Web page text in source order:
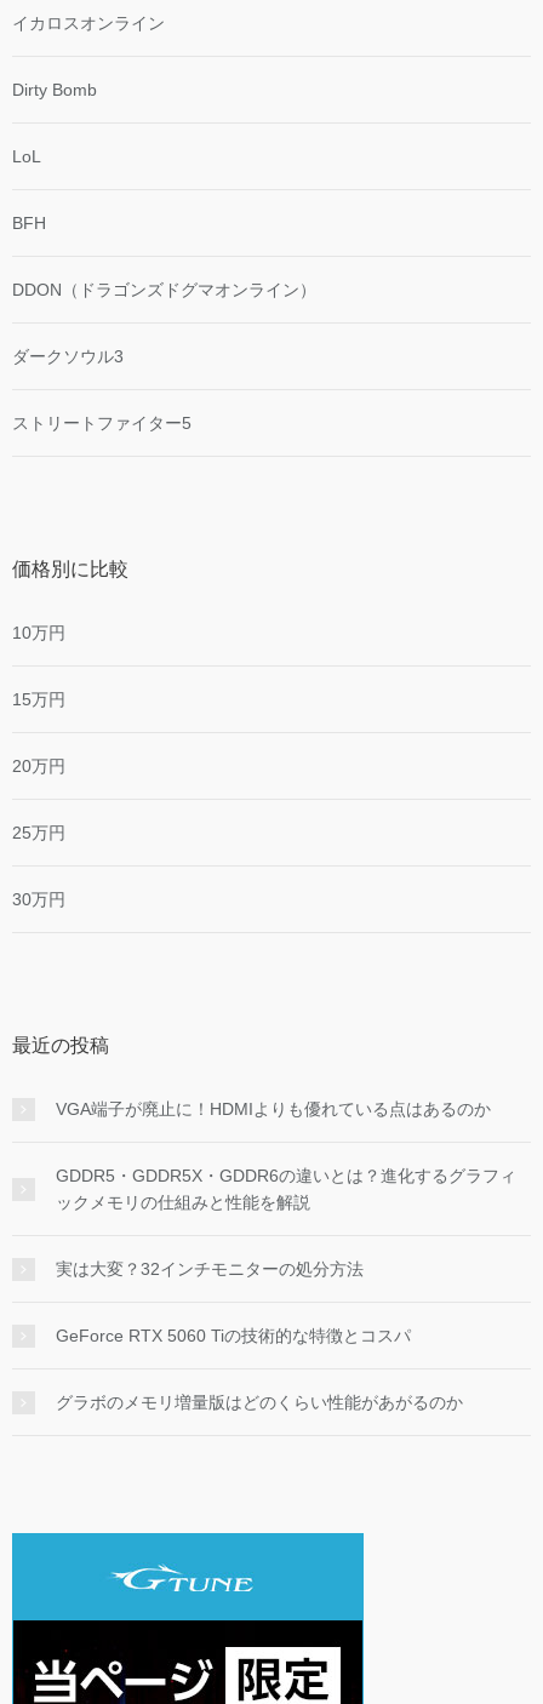
イカロスオンライン
Dirty Bomb
LoL
BFH
DDON（ドラゴンズドグマオンライン）
ダークソウル3
ストリートファイター5
価格別に比較
10万円
15万円
20万円
25万円
30万円
最近の投稿
VGA端子が廃止に！HDMIよりも優れている点はあるのか
GDDR5・GDDR5X・GDDR6の違いとは？進化するグラフィ
ックメモリの仕組みと性能を解説
実は大変？32インチモニターの処分方法
GeForce RTX 5060 Tiの技術的な特徴とコスパ
グラボのメモリ増量版はどのくらい性能があがるのか